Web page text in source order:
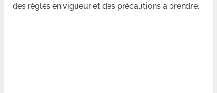
des règles en vigueur et des précautions à prendre.